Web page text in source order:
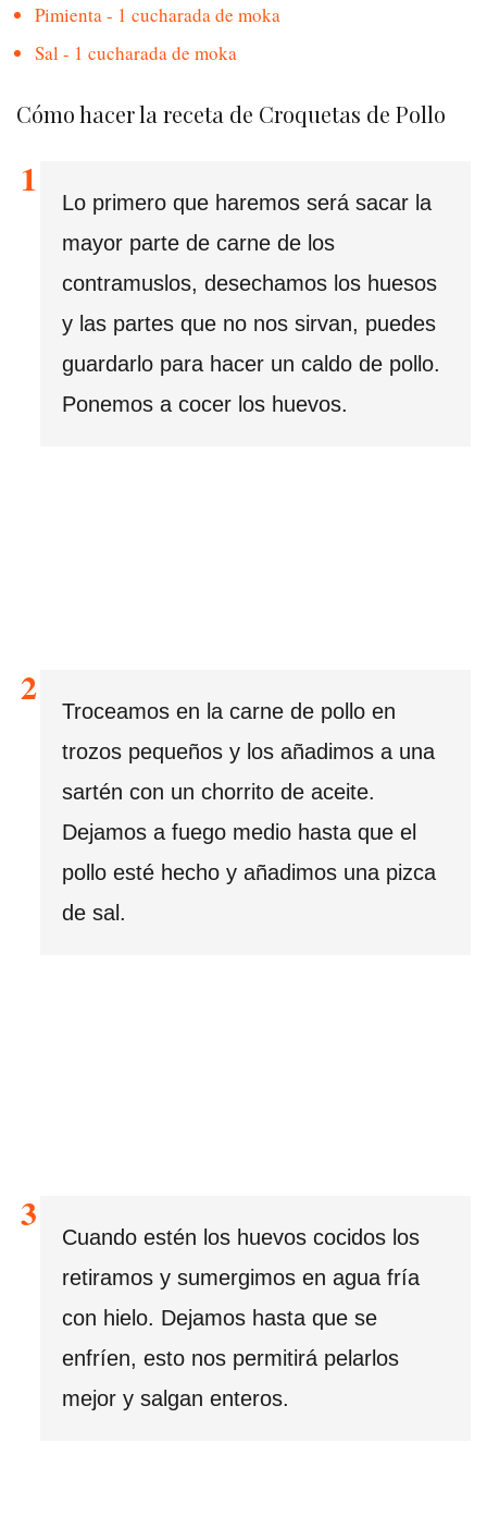
Pimienta - 1 cucharada de moka
Sal - 1 cucharada de moka
Cómo hacer la receta de Croquetas de Pollo
Lo primero que haremos será sacar la
mayor parte de carne de los
contramuslos, desechamos los huesos
y las partes que no nos sirvan, puedes
guardarlo para hacer un caldo de pollo.
Ponemos a cocer los huevos.
Troceamos en la carne de pollo en
trozos pequeños y los añadimos a una
sartén con un chorrito de aceite.
Dejamos a fuego medio hasta que el
pollo esté hecho y añadimos una pizca
de sal.
Cuando estén los huevos cocidos los
retiramos y sumergimos en agua fría
con hielo. Dejamos hasta que se
enfríen, esto nos permitirá pelarlos
mejor y salgan enteros.